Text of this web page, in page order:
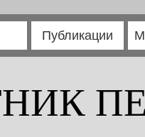
Публикации